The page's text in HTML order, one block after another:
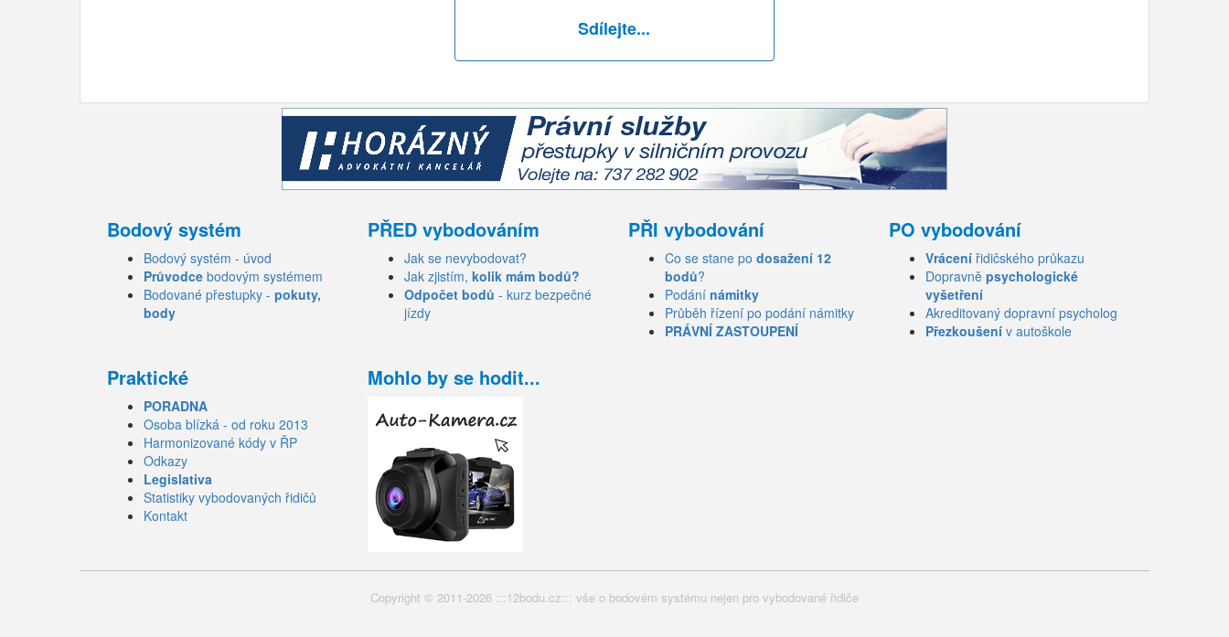
Sdílejte...
Bodový systém
Bodový systém - úvod
Průvodce bodovým systémem
Bodované přestupky - pokuty,
body
PŘED vybodováním
Jak se nevybodovat?
Jak zjistím, kolik mám bodů?
Odpočet bodů - kurz bezpečné
jízdy
PŘI vybodování
Co se stane po dosažení 12
bodů?
Podání námitky
Průběh řízení po podání námitky
PRÁVNÍ ZASTOUPENÍ
PO vybodování
Vrácení řidičského průkazu
Dopravně psychologické
vyšetření
Akreditovaný dopravní psycholog
Přezkoušení v autoškole
Praktické
PORADNA
Osoba blízká - od roku 2013
Harmonizované kódy v ŘP
Odkazy
Legislativa
Statistiky vybodovaných řidičů
Kontakt
Mohlo by se hodit...
Copyright © 2011-2026 :::12bodu.cz::: vše o bodovém systému nejen pro vybodované řidiče